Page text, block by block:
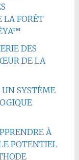
LA FORÊT
DES
DE LA
SYSTÈME
À
POTENTIEL